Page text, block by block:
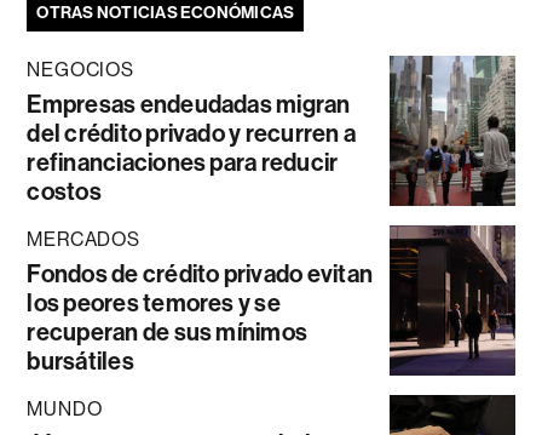
OTRAS NOTICIAS ECONÓMICAS
NEGOCIOS
Empresas endeudadas migran
del crédito privado y recurren a
refinanciaciones para reducir
costos
MERCADOS
Fondos de crédito privado evitan
los peores temores y se
recuperan de sus mínimos
bursátiles
MUNDO